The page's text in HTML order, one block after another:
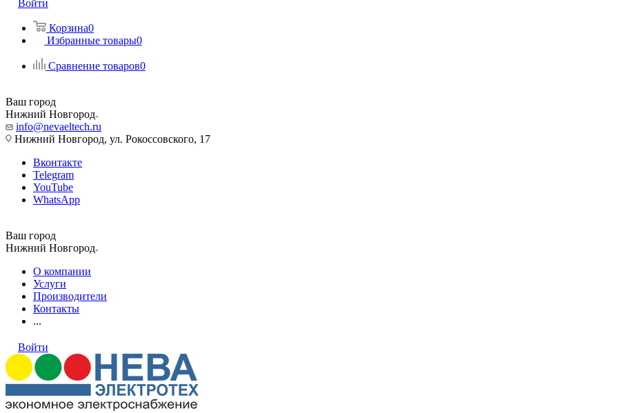
Войти
Корзина0
Избранные товары0
Сравнение товаров0
Ваш город
Нижний Новгород
info@nevaeltech.ru
Нижний Новгород, ул. Рокоссовского, 17
Вконтакте
Telegram
YouTube
WhatsApp
Ваш город
Нижний Новгород
О компании
Услуги
Производители
Контакты
...
Войти